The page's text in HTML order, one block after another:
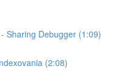
Sharing Debugger (1:09)
(2:08)